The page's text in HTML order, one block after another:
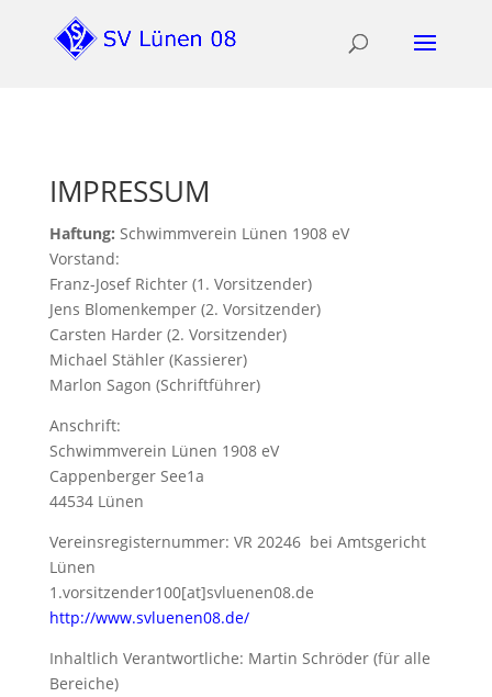
IMPRESSUM
Haftung: Schwimmverein Lünen 1908 eV
Vorstand:
Franz-Josef Richter (1. Vorsitzender)
Jens Blomenkemper (2. Vorsitzender)
Carsten Harder (2. Vorsitzender)
Michael Stähler (Kassierer)
Marlon Sagon (Schriftführer)
Anschrift:
Schwimmverein Lünen 1908 eV
Cappenberger See1a
44534 Lünen
Vereinsregisternummer: VR 20246 bei Amtsgericht
Lünen
1.vorsitzender100[at]svluenen08.de
http://www.svluenen08.de/
Inhaltlich Verantwortliche: Martin Schröder (für alle
Bereiche)